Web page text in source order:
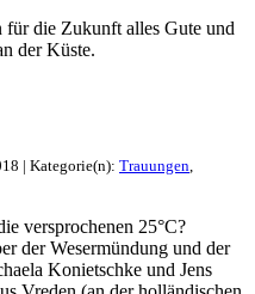
für die Zukunft alles Gute und
der Küste.
| Kategorie(n): Trauungen
versprochenen 25°C?
der Wesermündung und der
Konietschke und Jens